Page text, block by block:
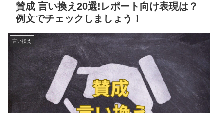
賛成 言い換え20選!レポート向け表現は？
例文でチェックしましょう！
言い換え